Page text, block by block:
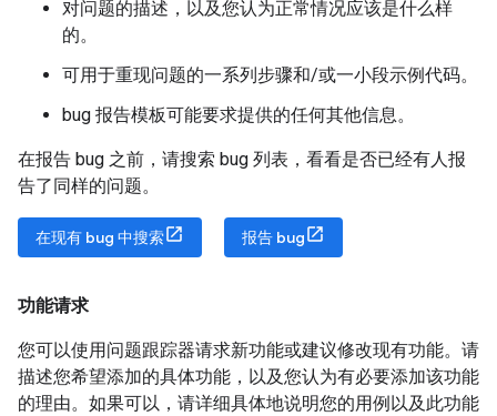
对问题的描述，以及您认为正常情况应该是什么样
的。
可用于重现问题的一系列步骤和/或一小段示例代码。
bug 报告模板可能要求提供的任何其他信息。
在报告 bug 之前，请搜索 bug 列表，看看是否已经有人报
告了同样的问题。
在现有 bug 中搜索 报告 bug
功能请求
您可以使用问题跟踪器请求新功能或建议修改现有功能。请
描述您希望添加的具体功能，以及您认为有必要添加该功能
的理由。如果可以，请详细具体地说明您的用例以及此功能